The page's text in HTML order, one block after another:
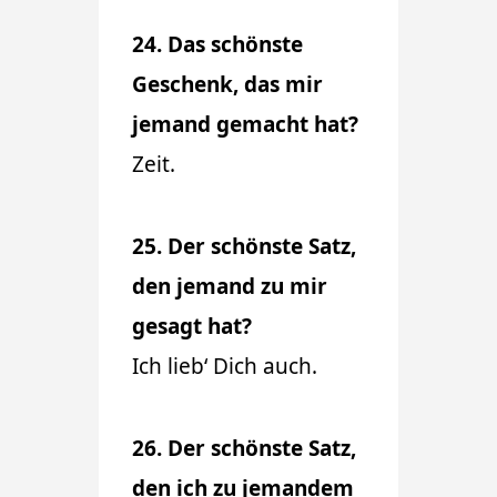
24. Das schönste
Geschenk, das mir
jemand gemacht hat?
Zeit.
25. Der schönste Satz,
den jemand zu mir
gesagt hat?
Ich lieb‘ Dich auch.
26. Der schönste Satz,
den ich zu jemandem